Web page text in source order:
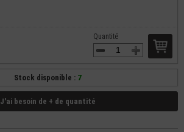
Quantité
Stock disponible : 7
J'ai besoin de + de quantité